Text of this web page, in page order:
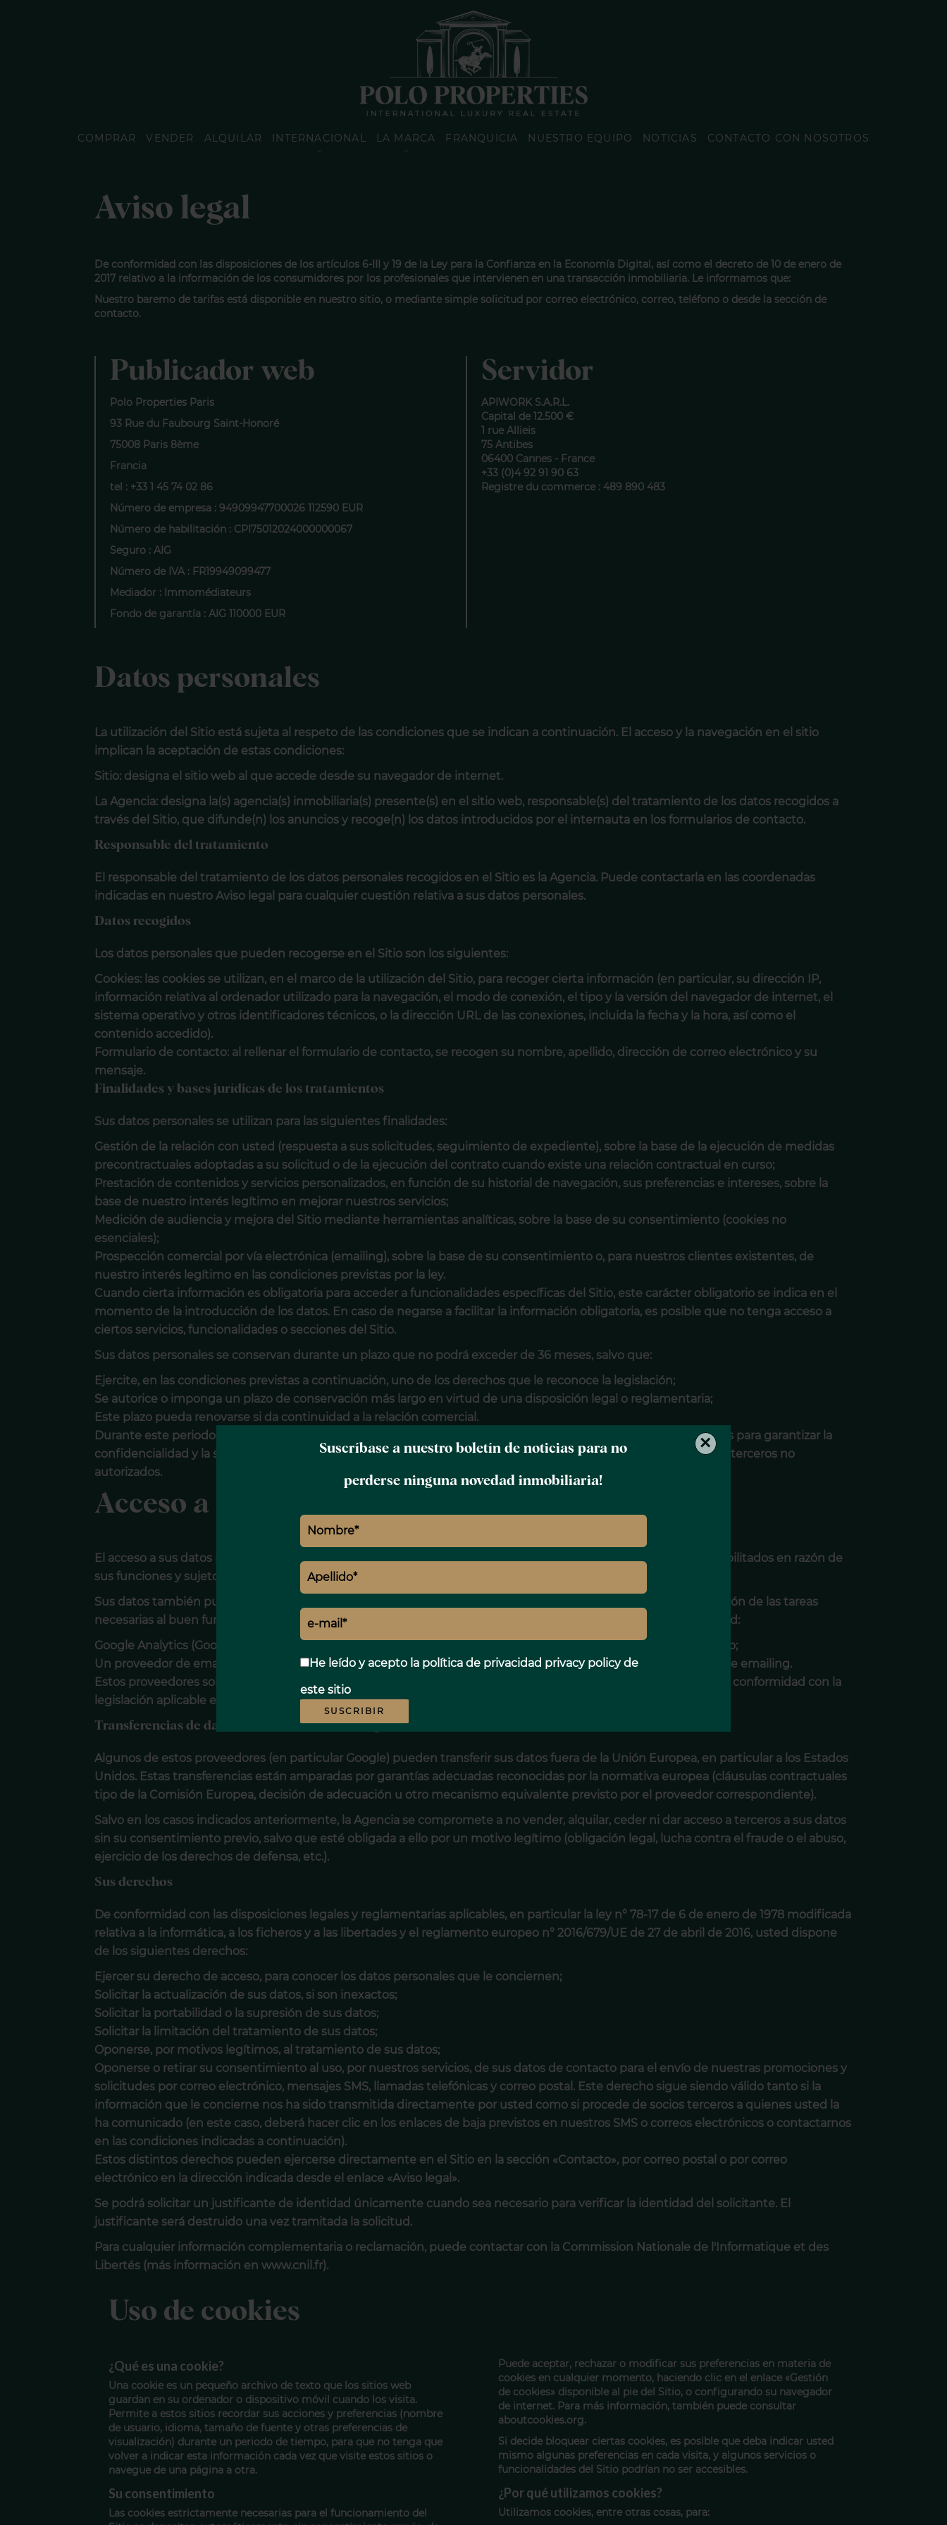
Suscríbase a nuestro boletín de noticias para no
perderse ninguna novedad inmobiliaria!
He leído y acepto la política de privacidad privacy policyde
este sitio
SUSCRIBIR
×
COMPRAR VENDER ALQUILAR INTERNACIONAL LA MARCA FRANQUICIA NUESTRO EQUIPO NOTICIAS CONTACTO CON NOSOTROS
Aviso legal
De conformidad con las disposiciones de los artículos 6-III y 19 de la Ley para la Confianza en la Economía Digital, así como el decreto de 10 de enero de
2017 relativo a la información de los consumidores por los profesionales que intervienen en una transacción inmobiliaria. Le informamos que:
Nuestro baremo de tarifas está disponible en nuestro sitio, o mediante simple solicitud por correo electrónico, correo, teléfono o desde la sección de
contacto.
Publicador web
Polo Properties Paris
93 Rue du Faubourg Saint-Honoré
75008 Paris 8ème
Francia
tel : +33 1 45 74 02 86
Número de empresa : 94909947700026 112590 EUR
Número de habilitación : CPI75012024000000067
Seguro : AIG
Número de IVA : FR19949099477
Mediador : Immomédiateurs
Fondo de garantía : AIG 110000 EUR
Servidor
APIWORK S.A.R.L.
Capital de 12.500 €
1 rue Allieis
75 Antibes
06400 Cannes - France
+33 (0)4 92 91 90 63
Registre du commerce : 489 890 483
Datos personales
La utilización del Sitio está sujeta al respeto de las condiciones que se indican a continuación. El acceso y la navegación en el sitio
implican la aceptación de estas condiciones:
Sitio: designa el sitio web al que accede desde su navegador de internet.
La Agencia: designa la(s) agencia(s) inmobiliaria(s) presente(s) en el sitio web, responsable(s) del tratamiento de los datos recogidos a
través del Sitio, que difunde(n) los anuncios y recoge(n) los datos introducidos por el internauta en los formularios de contacto.
Responsable del tratamiento
El responsable del tratamiento de los datos personales recogidos en el Sitio es la Agencia. Puede contactarla en las coordenadas
indicadas en nuestro Aviso legal para cualquier cuestión relativa a sus datos personales.
Datos recogidos
Los datos personales que pueden recogerse en el Sitio son los siguientes:
Cookies: las cookies se utilizan, en el marco de la utilización del Sitio, para recoger cierta información (en particular, su dirección IP,
información relativa al ordenador utilizado para la navegación, el modo de conexión, el tipo y la versión del navegador de internet, el
sistema operativo y otros identificadores técnicos, o la dirección URL de las conexiones, incluida la fecha y la hora, así como el
contenido accedido).
Formulario de contacto: al rellenar el formulario de contacto, se recogen su nombre, apellido, dirección de correo electrónico y su
mensaje.
Finalidades y bases jurídicas de los tratamientos
Sus datos personales se utilizan para las siguientes finalidades:
Gestión de la relación con usted (respuesta a sus solicitudes, seguimiento de expediente), sobre la base de la ejecución de medidas
precontractuales adoptadas a su solicitud o de la ejecución del contrato cuando existe una relación contractual en curso;
Prestación de contenidos y servicios personalizados, en función de su historial de navegación, sus preferencias e intereses, sobre la
base de nuestro interés legítimo en mejorar nuestros servicios;
Medición de audiencia y mejora del Sitio mediante herramientas analíticas, sobre la base de su consentimiento (cookies no
esenciales);
Prospección comercial por vía electrónica (emailing), sobre la base de su consentimiento o, para nuestros clientes existentes, de
nuestro interés legítimo en las condiciones previstas por la ley.
Cuando cierta información es obligatoria para acceder a funcionalidades específicas del Sitio, este carácter obligatorio se indica en el
momento de la introducción de los datos. En caso de negarse a facilitar la información obligatoria, es posible que no tenga acceso a
ciertos servicios, funcionalidades o secciones del Sitio.
Sus datos personales se conservan durante un plazo que no podrá exceder de 36 meses, salvo que:
Ejercite, en las condiciones previstas a continuación, uno de los derechos que le reconoce la legislación;
Se autorice o imponga un plazo de conservación más largo en virtud de una disposición legal o reglamentaria;
Este plazo pueda renovarse si da continuidad a la relación comercial.
Durante este periodo, el Sitio implementa los medios organizativos, informáticos, jurídicos, técnicos y físicos aptos para garantizar la
confidencialidad y la seguridad de sus datos personales, de manera que se impida su daño, borrado o acceso por terceros no
autorizados.
Acceso a los datos personales y destinatarios
El acceso a sus datos personales está estrictamente limitado al personal y agentes comerciales de la Agencia, habilitados en razón de
sus funciones y sujetos a una obligación de confidencialidad.
Sus datos también pueden comunicarse a los siguientes encargados del tratamiento, contratados para la ejecución de las tareas
necesarias al buen funcionamiento del Sitio y de sus servicios, así como a la buena gestión de la relación con usted:
Google Analytics (Google Ireland Ltd / Google LLC): medición de audiencia y estadísticas de frecuentación del Sitio;
Un proveedor de emailing (Brevo y/o Mailchimp): envío de comunicaciones comerciales y gestión de campañas de emailing.
Estos proveedores solo tienen un acceso limitado a sus datos y están obligados contractualmente a utilizarlos de conformidad con la
legislación aplicable en materia de protección de datos personales.
Transferencias de datos fuera de la Unión Europea
Algunos de estos proveedores (en particular Google) pueden transferir sus datos fuera de la Unión Europea, en particular a los Estados
Unidos. Estas transferencias están amparadas por garantías adecuadas reconocidas por la normativa europea (cláusulas contractuales
tipo de la Comisión Europea, decisión de adecuación u otro mecanismo equivalente previsto por el proveedor correspondiente).
Salvo en los casos indicados anteriormente, la Agencia se compromete a no vender, alquilar, ceder ni dar acceso a terceros a sus datos
sin su consentimiento previo, salvo que esté obligada a ello por un motivo legítimo (obligación legal, lucha contra el fraude o el abuso,
ejercicio de los derechos de defensa, etc.).
Sus derechos
De conformidad con las disposiciones legales y reglamentarias aplicables, en particular la ley n° 78-17 de 6 de enero de 1978 modificada
relativa a la informática, a los ficheros y a las libertades y el reglamento europeo n° 2016/679/UE de 27 de abril de 2016, usted dispone
de los siguientes derechos:
Ejercer su derecho de acceso, para conocer los datos personales que le conciernen;
Solicitar la actualización de sus datos, si son inexactos;
Solicitar la portabilidad o la supresión de sus datos;
Solicitar la limitación del tratamiento de sus datos;
Oponerse, por motivos legítimos, al tratamiento de sus datos;
Oponerse o retirar su consentimiento al uso, por nuestros servicios, de sus datos de contacto para el envío de nuestras promociones y
solicitudes por correo electrónico, mensajes SMS, llamadas telefónicas y correo postal. Este derecho sigue siendo válido tanto si la
información que le concierne nos ha sido transmitida directamente por usted como si procede de socios terceros a quienes usted la
ha comunicado (en este caso, deberá hacer clic en los enlaces de baja previstos en nuestros SMS o correos electrónicos o contactarnos
en las condiciones indicadas a continuación).
Estos distintos derechos pueden ejercerse directamente en el Sitio en la sección «Contacto», por correo postal o por correo
electrónico en la dirección indicada desde el enlace «Aviso legal».
Se podrá solicitar un justificante de identidad únicamente cuando sea necesario para verificar la identidad del solicitante. El
justificante será destruido una vez tramitada la solicitud.
Para cualquier información complementaria o reclamación, puede contactar con la Commission Nationale de l'Informatique et des
Libertés (más información en www.cnil.fr).
Uso de cookies
¿Qué es una cookie?
Una cookie es un pequeño archivo de texto que los sitios web
guardan en su ordenador o dispositivo móvil cuando los visita.
Permite a estos sitios recordar sus acciones y preferencias (nombre
de usuario, idioma, tamaño de fuente y otras preferencias de
visualización) durante un periodo de tiempo, para que no tenga que
volver a indicar esta información cada vez que visite estos sitios o
navegue de una página a otra.
Su consentimiento
Las cookies estrictamente necesarias para el funcionamiento del
Puede aceptar, rechazar o modificar sus preferencias en materia de
cookies en cualquier momento, haciendo clic en el enlace «Gestión
de cookies» disponible al pie del Sitio, o configurando su navegador
de internet. Para más información, también puede consultar
aboutcookies.org.
Si decide bloquear ciertas cookies, es posible que deba indicar usted
mismo algunas preferencias en cada visita, y algunos servicios o
funcionalidades del Sitio podrían no ser accesibles.
¿Por qué utilizamos cookies?
Utilizamos cookies, entre otras cosas, para: